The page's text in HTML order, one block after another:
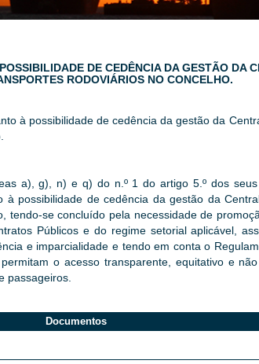
DE CEDÊNCIA DA GESTÃO DA
RODOVIÁRIOS NO CONCELHO.
à possibilidade de cedência da gestão da
a), g), n) e q) do n.º 1 do artigo 5.º dos
à possibilidade de cedência da gestão da
tendo-se concluído pela necessidade de
Públicos e do regime setorial aplicável,
e imparcialidade e tendo em conta o
o acesso transparente, equitativo e
passageiros.
Documentos​